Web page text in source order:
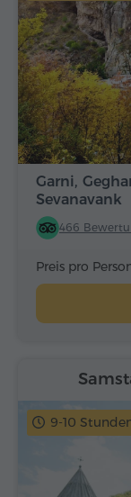
Garni,
Sevanavank
466
Preis pro
9-10